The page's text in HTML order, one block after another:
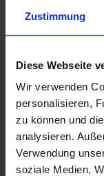
Zustimmung
Diese Webseite
Wir verwenden
personalisieren,
zu können und
analysieren.
Verwendung
soziale Medien,
Wege in
In der